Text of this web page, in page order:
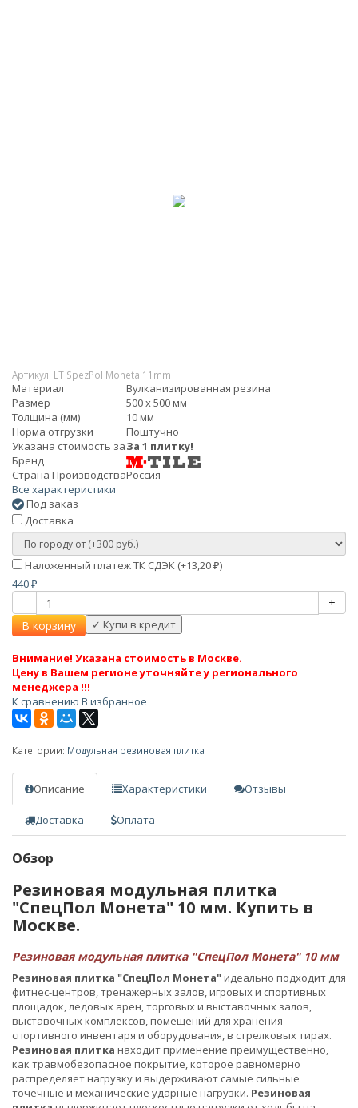
Артикул: LT SpezPol Moneta 11mm
Материал
Вулканизированная резина
Размер
500 х 500 мм
Толщина (мм)
10 мм
Норма отгрузки
Поштучно
Указана стоимость заЗа 1 плитку!
Бренд
Страна ПроизводстваРоссия
Все характеристики
Под заказ
Доставка
Наложенный платеж ТК СДЭК (+13,20 ₽)
440 ₽
-
+
В корзину
Внимание! Указана стоимость в Москве.
Цену в Вашем регионе уточняйте у регионального
менеджера !!!
К сравнению В избранное
Категории: Модульная резиновая плитка
Описание Характеристики Отзывы
Доставка Оплата
Обзор
Резиновая модульная плитка
"СпецПол Монета" 10 мм. Купить в
Москве.
Резиновая модульная плитка "СпецПол Монета" 10 мм
Резиновая плитка "СпецПол Монета"идеально подходит для
фитнес-центров, тренажерных залов, игровых и спортивных
площадок, ледовых арен, торговых и выставочных залов,
выставочных комплексов, помещений для хранения
спортивного инвентаря и оборудования, в стрелковых тирах.
Резиновая плитка находит применение преимущественно,
как травмобезопасное покрытие, которое равномерно
распределяет нагрузку и выдерживают самые сильные
точечные и механические ударные нагрузки. Резиновая